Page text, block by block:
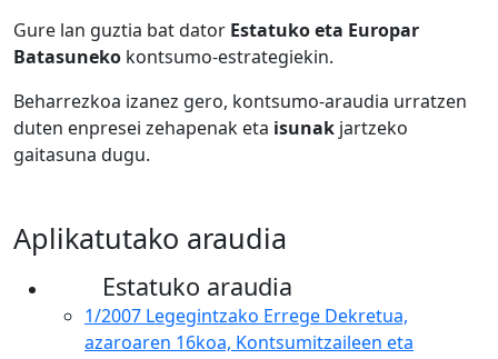
Gure lan guztia bat dator Estatuko eta Europar
Batasuneko kontsumo-estrategiekin.
Beharrezkoa izanez gero, kontsumo-araudia urratzen
duten enpresei zehapenak eta isunak jartzeko
gaitasuna dugu.
Aplikatutako araudia
Estatuko araudia
1/2007 Legegintzako Errege Dekretua,
azaroaren 16koa, Kontsumitzaileen eta